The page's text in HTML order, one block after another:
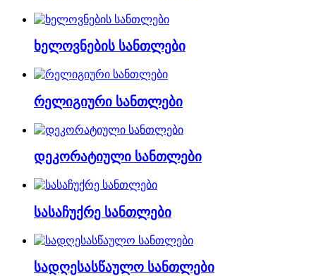
ხელოვნების სანთლები
რელიგიური სანთლები
დეკორატიული სანთლები
სასაჩუქრე სანთლები
სადღესასწაულო სანთლები